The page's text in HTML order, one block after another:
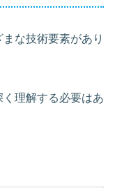
な技術要素があり
理解する必要はあ